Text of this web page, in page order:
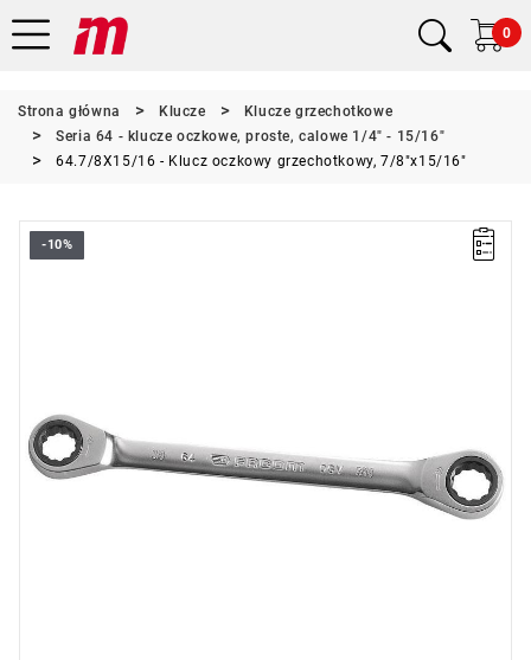
0
Strona główna Klucze
Klucze grzechotkowe
Seria 64 - klucze oczkowe, proste, calowe 1/4" - 15/16"
64.7/8X15/16 - Klucz oczkowy grzechotkowy, 7/8"x15/16"
-10%